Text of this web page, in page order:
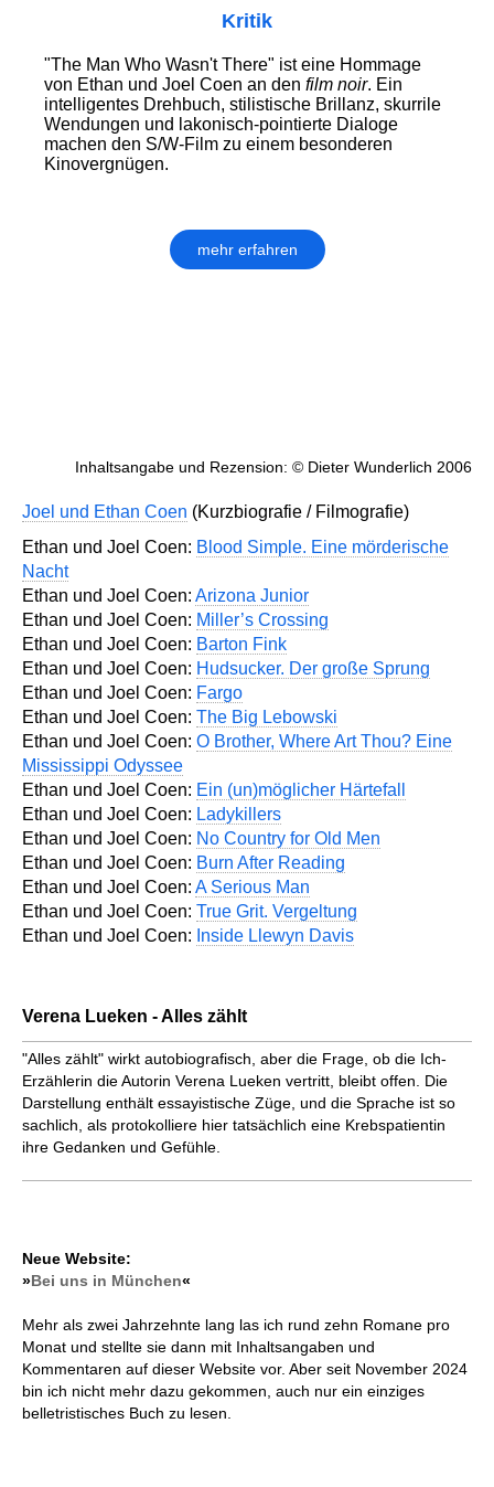
Kritik
"The Man Who Wasn't There" ist eine Hommage
von Ethan und Joel Coen an den film noir. Ein
intelligentes Drehbuch, stilistische Brillanz, skurrile
Wendungen und lakonisch-pointierte Dialoge
machen den S/W-Film zu einem besonderen
Kinovergnügen.
mehr erfahren
Inhaltsangabe und Rezension: © Dieter Wunderlich 2006
Joel und Ethan Coen (Kurzbiografie / Filmografie)
Ethan und Joel Coen: Blood Simple. Eine mörderische
Nacht
Ethan und Joel Coen: Arizona Junior
Ethan und Joel Coen: Miller’s Crossing
Ethan und Joel Coen: Barton Fink
Ethan und Joel Coen: Hudsucker. Der große Sprung
Ethan und Joel Coen: Fargo
Ethan und Joel Coen: The Big Lebowski
Ethan und Joel Coen: O Brother, Where Art Thou? Eine
Mississippi Odyssee
Ethan und Joel Coen: Ein (un)möglicher Härtefall
Ethan und Joel Coen: Ladykillers
Ethan und Joel Coen: No Country for Old Men
Ethan und Joel Coen: Burn After Reading
Ethan und Joel Coen: A Serious Man
Ethan und Joel Coen: True Grit. Vergeltung
Ethan und Joel Coen: Inside Llewyn Davis
Verena Lueken - Alles zählt
"Alles zählt" wirkt autobiografisch, aber die Frage, ob die Ich-
Erzählerin die Autorin Verena Lueken vertritt, bleibt offen. Die
Darstellung enthält essayistische Züge, und die Sprache ist so
sachlich, als protokolliere hier tatsächlich eine Krebspatientin
ihre Gedanken und Gefühle.
Neue Website:
»Bei uns in München«
Mehr als zwei Jahrzehnte lang las ich rund zehn Romane pro
Monat und stellte sie dann mit Inhaltsangaben und
Kommentaren auf dieser Website vor. Aber seit November 2024
bin ich nicht mehr dazu gekommen, auch nur ein einziges
belletristisches Buch zu lesen.